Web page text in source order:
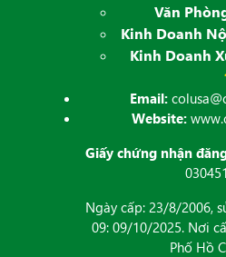
Văn
Kinh Doanh
Kinh Doanh
Email:
Website:
Giấy chứng nhận
Ngày cấp: 23/8/2006,
09: 09/10/2025. Nơi
Phố Hồ